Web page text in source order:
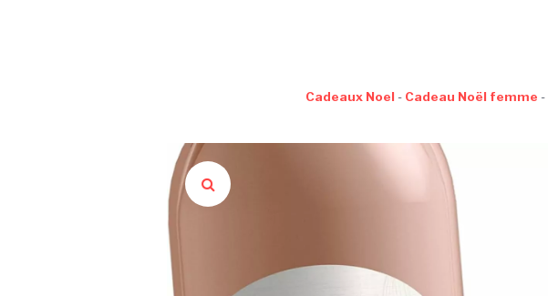
Cadeaux Noel - Cadeau Noël femme -